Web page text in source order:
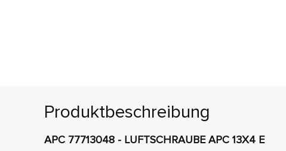
Produktbeschreibung
APC 77713048 - LUFTSCHRAUBE APC 13X4 E